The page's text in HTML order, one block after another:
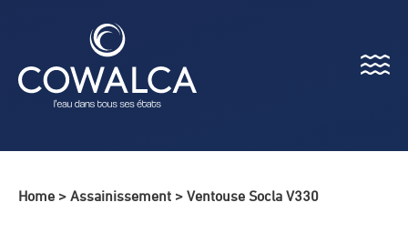
Menu
Home > Assainissement > Ventouse Socla V330